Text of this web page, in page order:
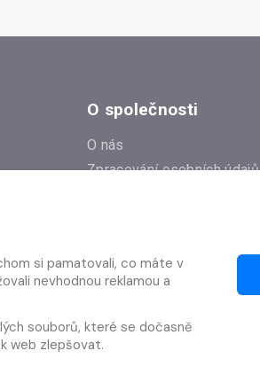
O společnosti
O nás
Zpracování osobních údajů
si pamatovali, co máte v
nevhodnou reklamou a
souborů, které se dočasně
web zlepšovat.